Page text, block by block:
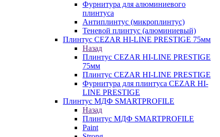
Фурнитура для алюминиевого
плинтуса
Антиплинтус (микроплинтус)
Теневой плинтус (алюминиевый)
Плинтус CEZAR HI-LINE PRESTIGE 75мм
Назад
Плинтус CEZAR HI-LINE PRESTIGE
75мм
Плинтус CEZAR HI-LINE PRESTIGE
Фурнитура для плинтуса CEZAR HI-
LINE PRESTIGE
Плинтус МДФ SMARTPROFILE
Назад
Плинтус МДФ SMARTPROFILE
Paint